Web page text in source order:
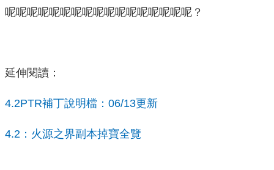
呢呢呢呢呢呢呢呢呢呢呢呢呢呢呢呢呢？
延伸閱讀：
4.2PTR補丁說明檔：06/13更新
4.2：火源之界副本掉寶全覽